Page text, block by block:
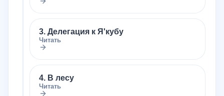
3. Делегация к Я'кубу
Читать
4. В лесу
Читать